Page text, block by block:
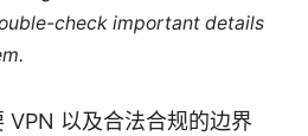
check important details
VPN 以及合法合规的边界